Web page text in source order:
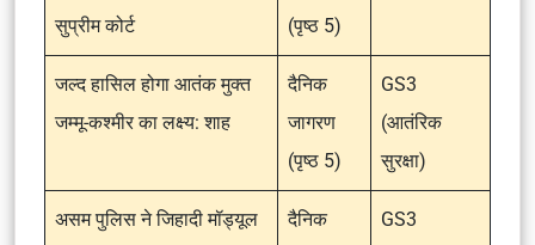
सुप्रीम कोर्ट
(पृष्ठ 5)
जल्द हासिल होगा आतंक मुक्त
जम्मू-कश्मीर का लक्ष्य: शाह
दैनिक
जागरण
(पृष्ठ 5)
GS3
(आतंरिक
सुरक्षा)
असम पुलिस ने जिहादी मॉड्यूल
दैनिक
GS3